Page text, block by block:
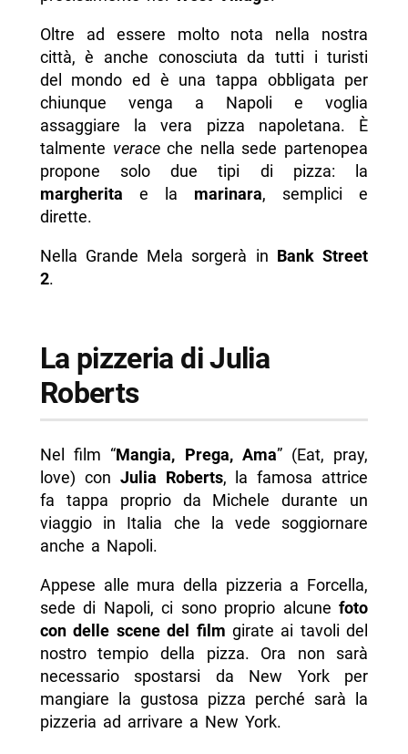
Oltre ad essere molto nota nella nostra
città, è anche conosciuta da tutti i turisti
del mondo ed è una tappa obbligata per
chiunque venga a Napoli e voglia
assaggiare la vera pizza napoletana. È
talmente veraceche nella sede partenopea
propone solo due tipi di pizza: la
margherita e la marinara, semplici e
dirette.
Nella Grande Mela sorgerà in Bank Street
2.
La pizzeria di Julia
Roberts
Nel film “Mangia, Prega, Ama” (Eat, pray,
love) con Julia Roberts, la famosa attrice
fa tappa proprio da Michele durante un
viaggio in Italia che la vede soggiornare
anche a Napoli.
Appese alle mura della pizzeria a Forcella,
sede di Napoli, ci sono proprio alcunefoto
con delle scene del film girate ai tavoli del
nostro tempio della pizza. Ora non sarà
necessario spostarsi da New York per
mangiare la gustosa pizza perché sarà la
pizzeria ad arrivare a New York.